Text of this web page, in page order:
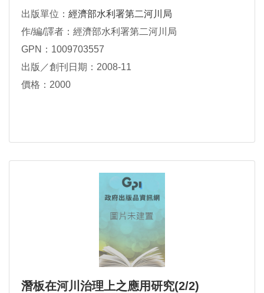
出版單位： 經濟部水利署第二河川局
作/編/譯者：經濟部水利署第二河川局
GPN：1009703557
出版／創刊日期：2008-11
價格：2000
潛板在河川治理上之應用研究(2/2)